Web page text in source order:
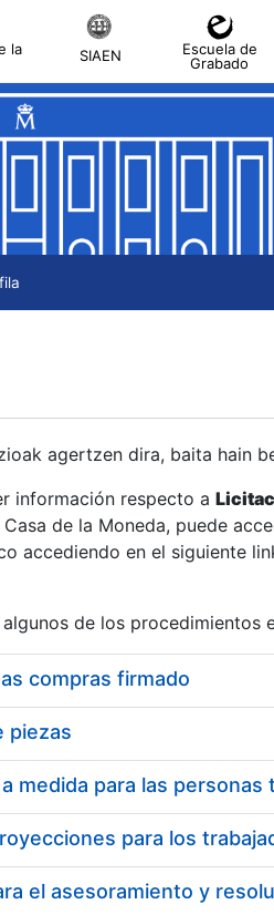
la
SIAEN
Escuela de
Grabado
agertzen dira, baita hain
información respecto a
de la Moneda, puede
accediendo en el siguiente
de los procedimientos
compras firmado
piezas